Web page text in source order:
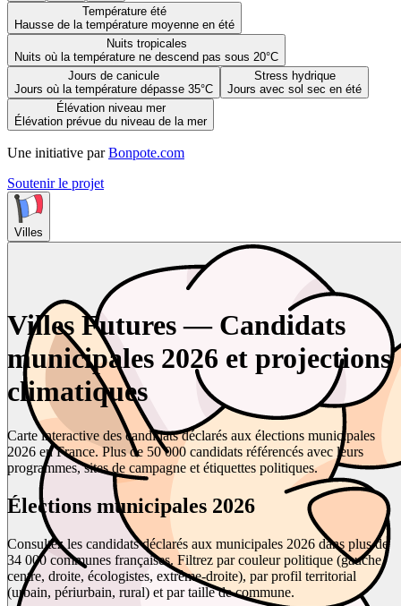
Température été
Hausse de la température moyenne en été
Nuits tropicales
Nuits où la température ne descend pas sous 20°C
Jours de canicule
Jours où la température dépasse 35°C
Stress hydrique
Jours avec sol sec en été
Élévation niveau mer
Élévation prévue du niveau de la mer
Une initiative par Bonpote.com
Soutenir le projet
Villes
Villes Futures — Candidats
municipales 2026 et projections
climatiques
Carte interactive des candidats déclarés aux élections municipales
2026 en France. Plus de 50 000 candidats référencés avec leurs
programmes, sites de campagne et étiquettes politiques.
Élections municipales 2026
Consultez les candidats déclarés aux municipales 2026 dans plus de
34 000 communes françaises. Filtrez par couleur politique (gauche,
centre, droite, écologistes, extrême-droite), par profil territorial
(urbain, périurbain, rural) et par taille de commune.